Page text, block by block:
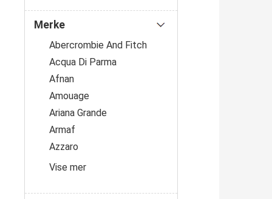
Profil
Merke
Abercrombie And Fitch
Acqua Di Parma
Afnan
Amouage
Ariana Grande
Armaf
Azzaro
Vise mer